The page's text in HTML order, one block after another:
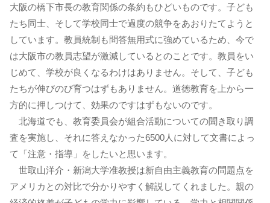
大阪の橋下市長の教育関係の条約もひどいものです。子ども
たち同士、そして学校同士で過度の競争をあおりたてようと
しています。教員統制も問答無用式に強めているため、今で
は大阪市の教員志望が激減しているとのことです。教員をい
じめて、学校が良くなるわけはありません。そして、子ども
たちが伸びのび育つはずもありません。道徳教育を上から一
方的に押しつけて、効果のですはずもないのです。
北海道でも、教育委員会が組合活動についての聞き取り調
査を実施し、それに答えなかった6500人に対して文書によっ
て「注意・指導」をしたいと思います。
世取山洋介・新潟大学准教授は新自由主義教育の問題点を
アメリカとの対比で分かりやすく解説してくれました。親の